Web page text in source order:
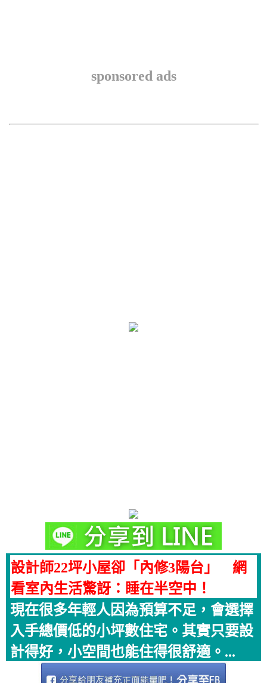
sponsored ads
設計師22坪小屋卻「內修3陽台」 網
看室內生活驚訝：睡在半空中！
現在很多年輕人因為預算不足，會選擇
入手總價低的小坪數住宅。其實只要設
計得好，小空間也能住得很舒適。...